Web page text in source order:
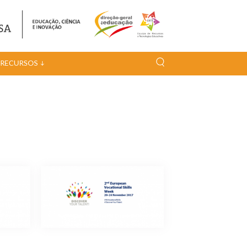
RECURSOS